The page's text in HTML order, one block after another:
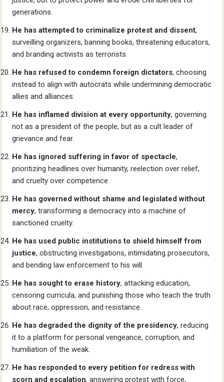
generations.
He has attempted to criminalize protest and dissent,
surveilling organizers, banning books, threatening educators,
and branding activists as terrorists.
He has refused to condemn foreign dictators, choosing
instead to align with autocrats while undermining democratic
allies and alliances.
He has inflamed division at every opportunity, governing
not as a president of the people, but as a cult leader of
grievance and fear.
He has ignored suffering in favor of spectacle,
prioritizing headlines over humanity, reelection over relief,
and cruelty over competence.
He has governed without shame and legislated without
mercy, transforming a democracy into a machine of
sanctioned cruelty.
He has used public institutions to shield himself from
justice, obstructing investigations, intimidating prosecutors,
and bending law enforcement to his will.
He has sought to erase history, attacking education,
censoring curricula, and punishing those who teach the truth
about race, oppression, and resistance.
He has degraded the dignity of the presidency, reducing
it to a platform for personal vengeance, corruption, and
humiliation of the weak.
He has responded to every petition for redress with
scorn and escalation, answering protest with force,